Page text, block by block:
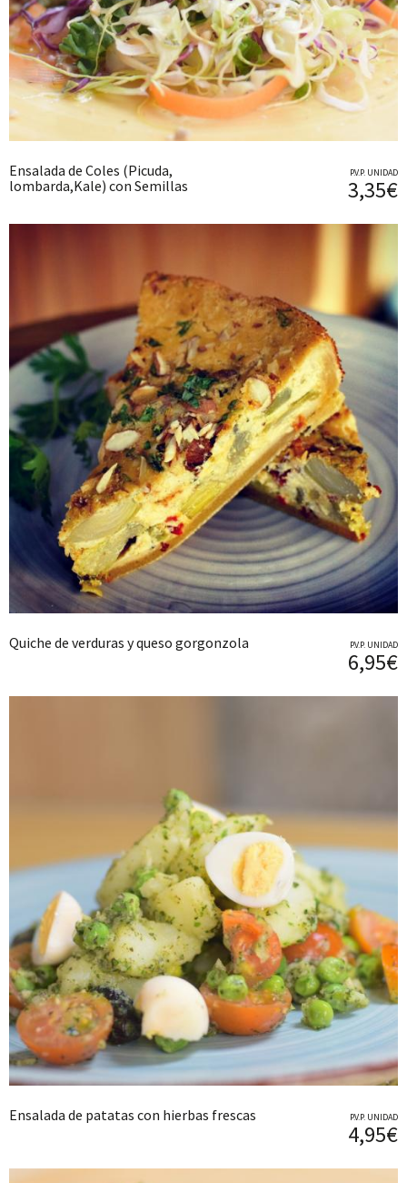
Ensalada de Coles (Picuda,
lombarda,Kale) con Semillas
P.V.P. UNIDAD
3,35€
Quiche de verduras y queso gorgonzola P.V.P. UNIDAD
6,95€
Ensalada de patatas con hierbas frescas P.V.P. UNIDAD
4,95€